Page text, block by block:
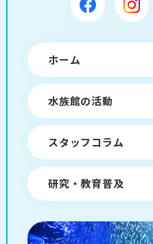
ホーム
水族館の活動
スタッフコラム
研究・教育普及